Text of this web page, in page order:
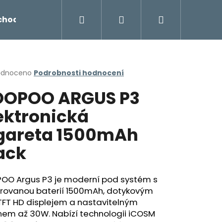
Napište námPřihlášení
Podrobnosti hodnocení
ARGUS P3
1500mAh
Argus P3 je moderní pod systém s
baterií 1500mAh, dotykovým
HD displejem a nastavitelným
až 30W. Nabízí technologii iCOSM
Následující